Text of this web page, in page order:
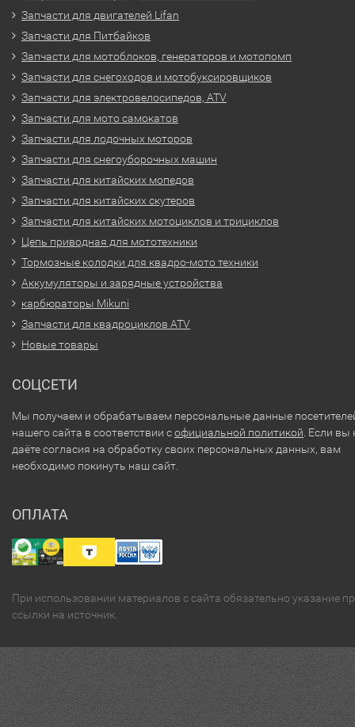
Запчасти для двигателей Lifan
Запчасти для Питбайков
Запчасти для мотоблоков, генераторов и мотопомп
Запчасти для снегоходов и мотобуксировщиков
Запчасти для электровелосипедов, ATV
Запчасти для мото самокатов
Запчасти для лодочных моторов
Запчасти для снегоуборочных машин
Запчасти для китайских мопедов
Запчасти для китайских скутеров
Запчасти для китайских мотоциклов и трициклов
Цепь приводная для мототехники
Тормозные колодки для квадро-мото техники
Аккумуляторы и зарядные устройства
карбюраторы Mikuni
Запчасти для квадроциклов ATV
Новые товары
СОЦСЕТИ
Мы получаем и обрабатываем персональные данные
нашего сайта в соответствии софициальной политикой. Если вы
даёте согласия на обработку своих персональных данных, вам
необходимо покинуть наш сайт.
ОПЛАТА
При использовании материалов с сайта обязательно указание
ссылки на источник.